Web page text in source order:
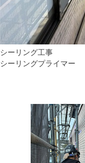
シーリング工事
シーリングプライマー